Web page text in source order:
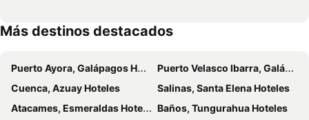
Hostal Villamil
Iguana Crossing Boutique
Hotel Cally
Hostal Poseidon - Neptuno
Hospedaje Janet
Casa Sol Isabela
Neptuno
Muro de Lagrimas
Más destinos destacados
Puerto Ayora, Galápagos Hoteles
Puerto Velasco Ibarra, Galápagos Hoteles
Cuenca, Azuay Hoteles
Salinas, Santa Elena Hoteles
Atacames, Esmeraldas Hoteles
Baños, Tungurahua Hoteles